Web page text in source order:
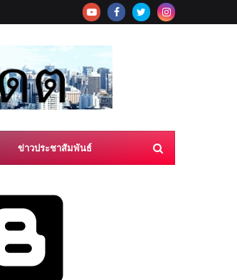
ข่าวประชาสัมพันธ์